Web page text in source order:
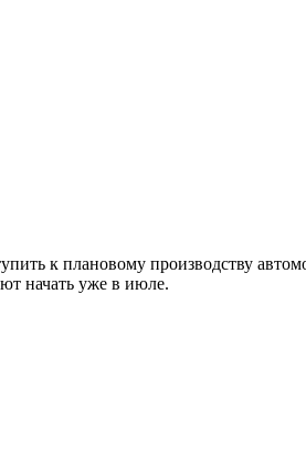
к плановому производству
начать уже в июле.